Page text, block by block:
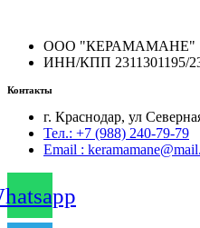
ООО "КЕРАМАМАНЕ"
ИНН/КПП 2311301195/
Контакты
г. Краснодар, ул
Тел.: +7 (988) 240-79-79
Email :